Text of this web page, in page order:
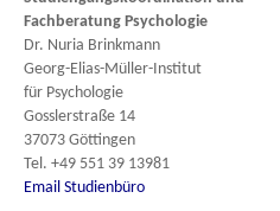
Fachberatung Psychologie
Dr. Nuria Brinkmann
Georg-Elias-Müller-Institut
für Psychologie
Gosslerstraße 14
37073 Göttingen
Tel. +49 551 39 13981
Email Studienbüro